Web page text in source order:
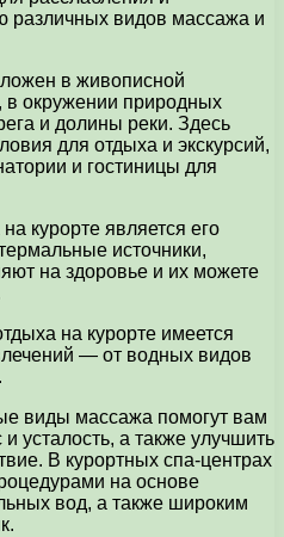
различных видов массажа и
в живописной
в окружении природных
и долины реки. Здесь
для отдыха и экскурсий,
и гостиницы для
курорте является его
источники,
на здоровье и их можете
на курорте имеется
— от водных видов
виды массажа помогут вам
и усталость, а также улучшить
В курортных спа-центрах
на основе
вод, а также широким